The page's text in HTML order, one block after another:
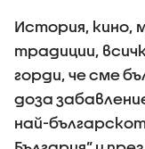
История, кино,
традиции,
горди, че сме
доза
най-